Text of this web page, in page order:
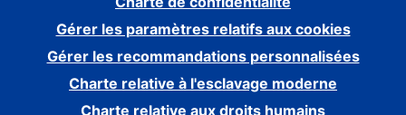
Gérer les paramètres relatifs aux cookies
Gérer les recommandations personnalisées
Charte relative à l'esclavage moderne
Charte relative aux droits humains